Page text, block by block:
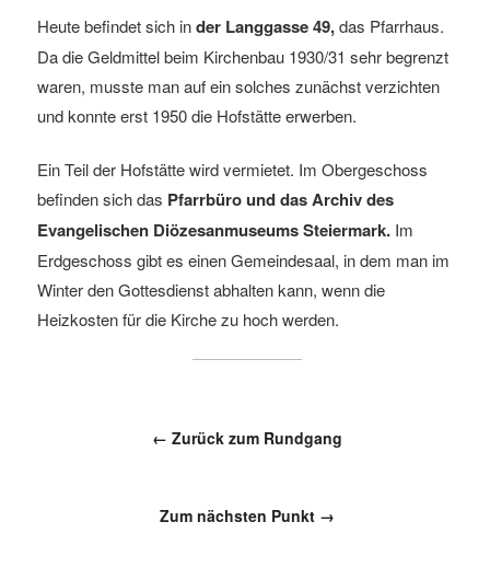
Heute befindet sich inder Langgasse 49,das Pfarrhaus.
Da die Geldmittel beim Kirchenbau 1930/31 sehr begrenzt
waren, musste man auf ein solches zunächst verzichten
und konnte erst 1950 die Hofstätte erwerben.
Ein Teil der Hofstätte wird vermietet. Im Obergeschoss
befinden sich das Pfarrbüro und das Archiv des
Evangelischen Diözesanmuseums Steiermark.Im
Erdgeschoss gibt es einen Gemeindesaal, in dem man im
Winter den Gottesdienst abhalten kann, wenn die
Heizkosten für die Kirche zu hoch werden.
← Zurück zum Rundgang
Zum nächsten Punkt →